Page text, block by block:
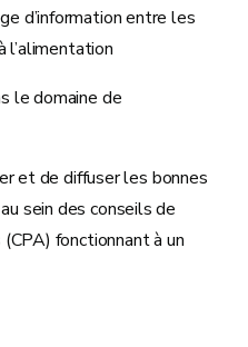
d’information entre les
l’alimentation
le domaine de
et de diffuser les bonnes
sein des conseils de
fonctionnant à un